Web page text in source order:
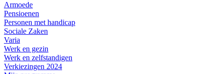
Armoede
Pensioenen
Personen met handicap
Sociale Zaken
Varia
Werk en gezin
Werk en zelfstandigen
Verkiezingen 2024